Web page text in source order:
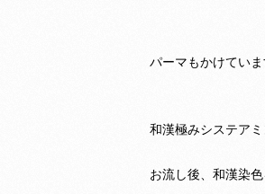
パーマもかけていま
和漢極みシステア
お流し後、和漢染